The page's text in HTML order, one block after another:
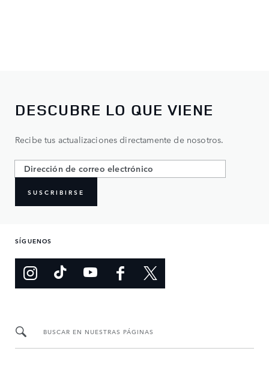
DESCUBRE LO QUE VIENE
Recibe tus actualizaciones directamente de nosotros.
SUSCRIBIRSE
SÍGUENOS
BUSCAR EN NUESTRAS PÁGINAS